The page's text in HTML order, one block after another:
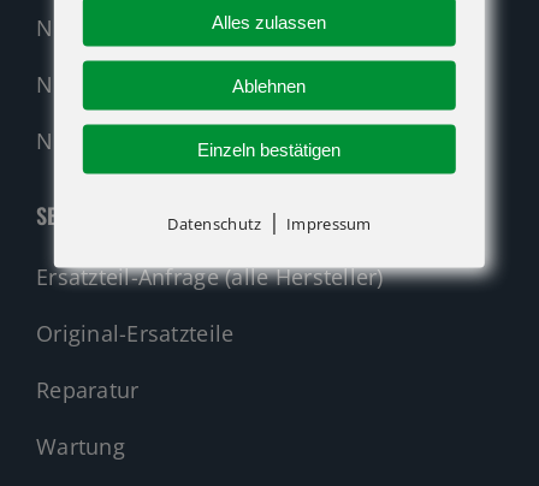
Neumaschinen Genie
Neumaschinen Merlo
Nehmen Sie Kontakt auf!
SERVICE
Ersatzteil-Anfrage (alle Hersteller)
Original-Ersatzteile
Reparatur
Wartung
Alles zulassen
Ablehnen
Einzeln bestätigen
Datenschutz | Impressum